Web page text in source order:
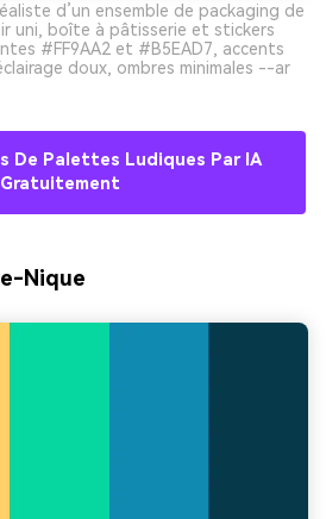
d’un ensemble de packaging de
uni, boîte à pâtisserie et stickers
#FF9AA2 et #B5EAD7, accents
doux, ombres minimales --ar
De Palettes Ludiques Par IA
Gratuitement
Nique